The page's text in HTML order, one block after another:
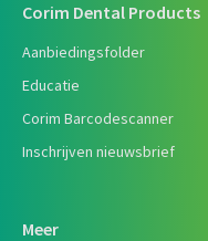
Corim Dental Products
Aanbiedingsfolder
Educatie
Corim Barcodescanner
Inschrijven nieuwsbrief
Meer